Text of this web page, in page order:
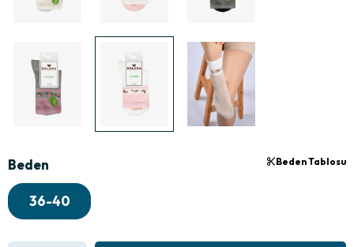
Beden
36-40
Beden Tablosu